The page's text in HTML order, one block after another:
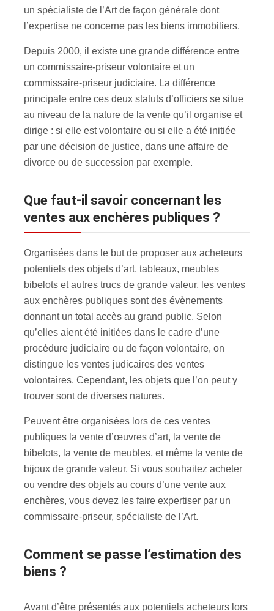
un spécialiste de l’Art de façon générale dont
l’expertise ne concerne pas les biens immobiliers.
Depuis 2000, il existe une grande différence entre
un commissaire-priseur volontaire et un
commissaire-priseur judiciaire. La différence
principale entre ces deux statuts d’officiers se situe
au niveau de la nature de la vente qu’il organise et
dirige : si elle est volontaire ou si elle a été initiée
par une décision de justice, dans une affaire de
divorce ou de succession par exemple.
Que faut-il savoir concernant les
ventes aux enchères publiques ?
Organisées dans le but de proposer aux acheteurs
potentiels des objets d’art, tableaux, meubles
bibelots et autres trucs de grande valeur, les ventes
aux enchères publiques sont des évènements
donnant un total accès au grand public. Selon
qu’elles aient été initiées dans le cadre d’une
procédure judiciaire ou de façon volontaire, on
distingue les ventes judicaires des ventes
volontaires. Cependant, les objets que l’on peut y
trouver sont de diverses natures.
Peuvent être organisées lors de ces ventes
publiques la vente d’œuvres d’art, la vente de
bibelots, la vente de meubles, et même la vente de
bijoux de grande valeur. Si vous souhaitez acheter
ou vendre des objets au cours d’une vente aux
enchères, vous devez les faire expertiser par un
commissaire-priseur, spécialiste de l’Art.
Comment se passe l’estimation des
biens ?
Avant d’être présentés aux potentiels acheteurs lors